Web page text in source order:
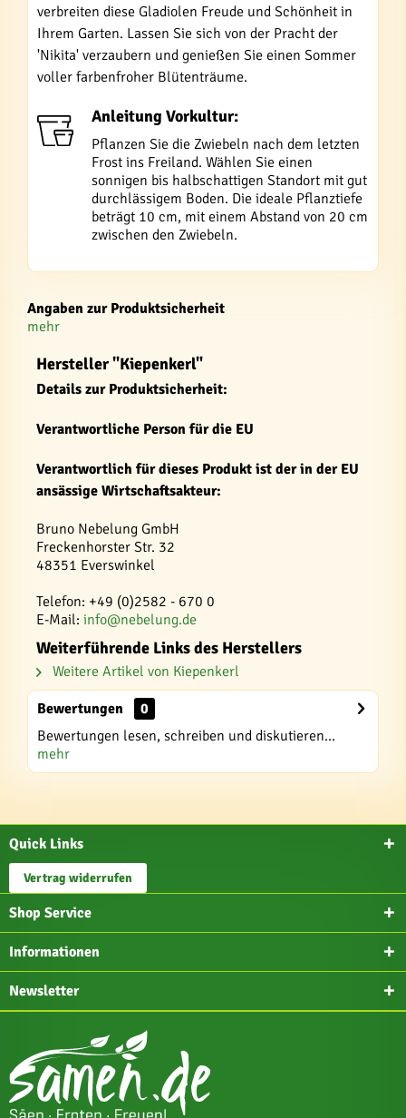
verbreiten diese Gladiolen Freude und Schönheit in
Ihrem Garten. Lassen Sie sich von der Pracht der
'Nikita' verzaubern und genießen Sie einen Sommer
voller farbenfroher Blütenträume.
Anleitung Vorkultur:
Pflanzen Sie die Zwiebeln nach dem letzten
Frost ins Freiland. Wählen Sie einen
sonnigen bis halbschattigen Standort mit gut
durchlässigem Boden. Die ideale Pflanztiefe
beträgt 10 cm, mit einem Abstand von 20 cm
zwischen den Zwiebeln.
Angaben zur Produktsicherheit
mehr
Hersteller "Kiepenkerl"
Details zur Produktsicherheit:
Verantwortliche Person für die EU
Verantwortlich für dieses Produkt ist der in der EU
ansässige Wirtschaftsakteur:
Bruno Nebelung GmbH
Freckenhorster Str. 32
48351 Everswinkel
Telefon: +49 (0)2582 - 670 0
E-Mail: info@nebelung.de
Weiterführende Links des Herstellers
Weitere Artikel von Kiepenkerl
Bewertungen
0
Bewertungen lesen, schreiben und diskutieren...
mehr
Quick Links
Vertrag widerrufen
Shop Service
Informationen
Newsletter